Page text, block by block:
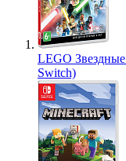
LEGO
Switch)